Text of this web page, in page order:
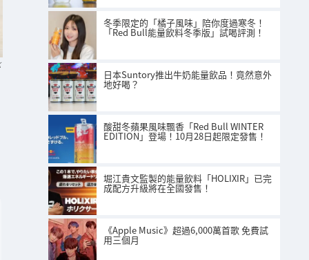
冬季限定的「橘子風味」陪你度過寒冬！
「Red Bull能量飲料冬季版」試喝評測！
日本Suntory推出牛奶能量飲品！竟然意外
地好喝？
酸甜冬蘋果風味飄香「Red Bull WINTER
EDITION」登場！10月28日起限定發售！
堀江貴文監製的能量飲料「HOLIXIR」已完
成配方升級將在全國發售！
《Apple Music》超過6,000萬首歌 免費試
用三個月